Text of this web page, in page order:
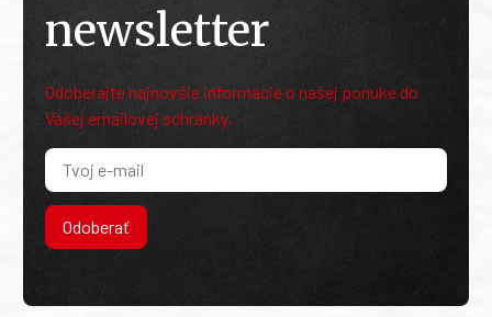
newsletter
Odoberajte najnovšie informácie o našej ponuke do
Vašej emailovej schránky.
Odoberať